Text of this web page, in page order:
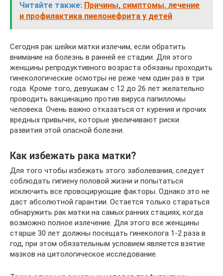
Читайте также: Причины, симптомы, лечение
и профилактика пиелонефрита у детей
Сегодня рак шейки матки излечим, если обратить
внимание на болезнь в ранней ее стадии. Для этого
женщины репродуктивного возраста обязаны проходить
гинекологические осмотры не реже чем один раз в три
года. Кроме того, девушкам с 12 до 26 лет желательно
проводить вакцинацию против вируса папилломы
человека. Очень важно отказаться от курения и прочих
вредных привычек, которые увеличивают риски
развития этой опасной болезни.
Как избежать рака матки?
Для того чтобы избежать этого заболевания, следует
соблюдать гигиену половой жизни и попытаться
исключить все провоцирующие факторы. Однако это не
даст абсолютной гарантии. Остается только стараться
обнаружить рак матки на самых ранних стациях, когда
возможно полное излечение. Для этого все женщины
старше 30 лет должны посещать гинеколога 1-2 раза в
год, при этом обязательным условием является взятие
мазков на цитологическое исследование.